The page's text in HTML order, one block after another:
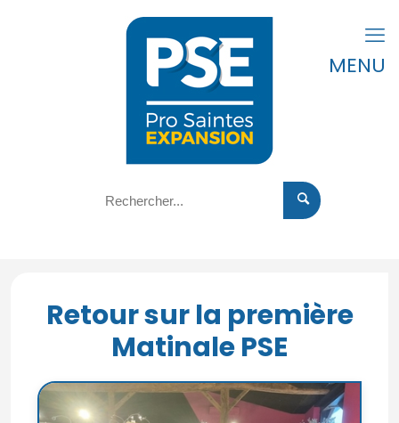
MENU
Retour sur la première
Matinale PSE